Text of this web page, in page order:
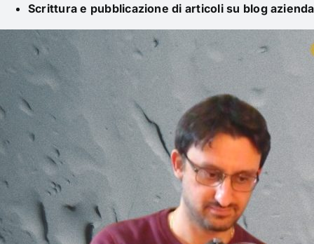
Scrittura e pubblicazione di articoli su blog